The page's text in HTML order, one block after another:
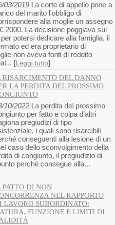
03/2019La corte di appello pone a
del marito l'obbligo di
alla moglie un assegno
2000. La decisione poggiava sul
potersi dedicare alla famiglia, il
ed era proprietario di
non aveva fonti di reddito
[Leggi tutto]
RISARCIMENTO DEL DANNO
LA PERDITA DEL PROSSIMO
10/2022La perdita del prossimo
per fatto e colpa d’altri
pregiudizi di tipo
i quali sono risarcibili
conseguenti alla lesione di un
caso dello sconvolgimento della
di congiunto, il pregiudizio di
perché consegue alla...
PATTO DI NON
NEL RAPPORTO
LAVORO SUBORDINATO:
FUNZIONE E LIMITI DI